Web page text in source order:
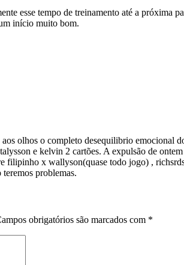
esse tempo de treinamento até a
início muito bom.
olhos o completo desequilibrio emocional
e kelvin 2 cartões. A expulsão de
filipinho x wallyson(quase todo jogo) ,
problemas.
obrigatórios são marcados com *